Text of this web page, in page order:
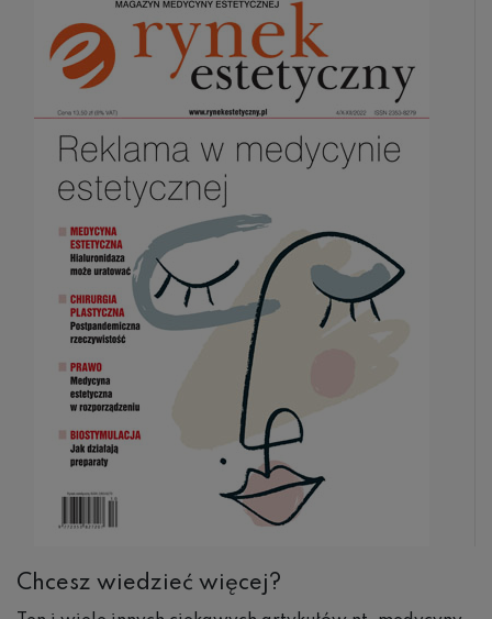
Chcesz wiedzieć więcej?